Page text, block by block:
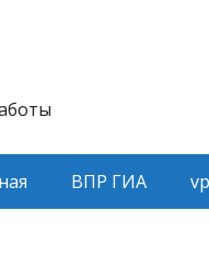
ВПР ГИА